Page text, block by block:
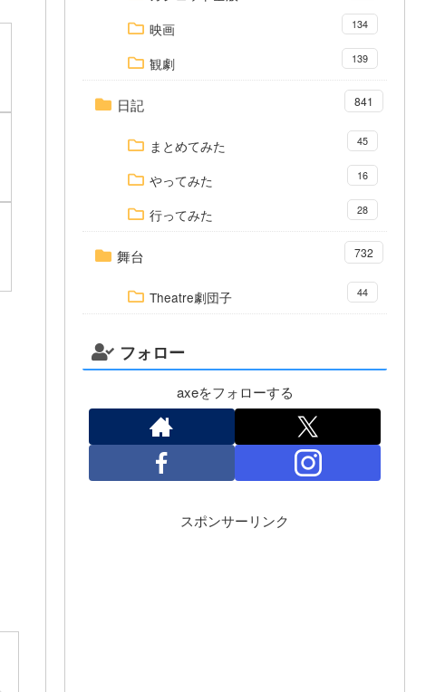
映画 134
観劇 139
日記 841
まとめてみた 45
やってみた 16
行ってみた 28
舞台 732
Theatre劇団子 44
フォロー
axeをフォローする
スポンサーリンク